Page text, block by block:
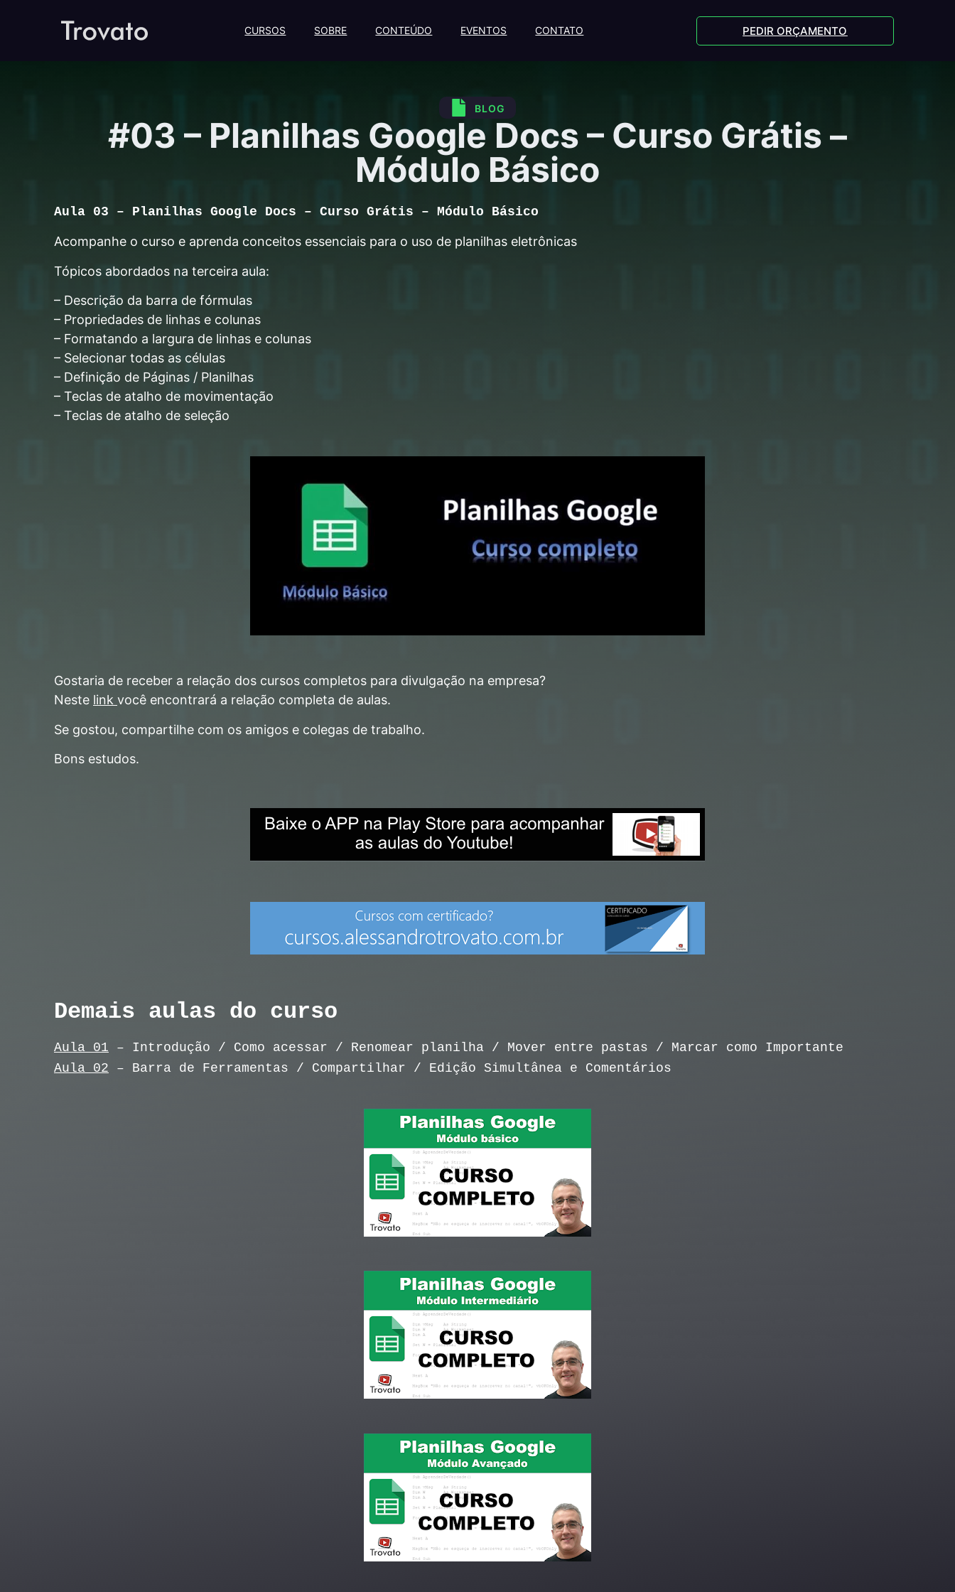
CURSOS SOBRE CONTEÚDO EVENTOS CONTATO PEDIR ORÇAMENTO
BLOG
#03 – Planilhas Google Docs – Curso Grátis –
Módulo Básico
Aula 03 – Planilhas Google Docs – Curso Grátis – Módulo Básico
Acompanhe o curso e aprenda conceitos essenciais para o uso de planilhas eletrônicas
Tópicos abordados na terceira aula:
– Descrição da barra de fórmulas
– Propriedades de linhas e colunas
– Formatando a largura de linhas e colunas
– Selecionar todas as células
– Definição de Páginas / Planilhas
– Teclas de atalho de movimentação
– Teclas de atalho de seleção
Gostaria de receber a relação dos cursos completos para divulgação na empresa?
Neste link você encontrará a relação completa de aulas.
Se gostou, compartilhe com os amigos e colegas de trabalho.
Bons estudos.
Demais aulas do curso
Aula 01 – Introdução / Como acessar / Renomear planilha / Mover entre pastas / Marcar como Importante
Aula 02 – Barra de Ferramentas / Compartilhar / Edição Simultânea e Comentários